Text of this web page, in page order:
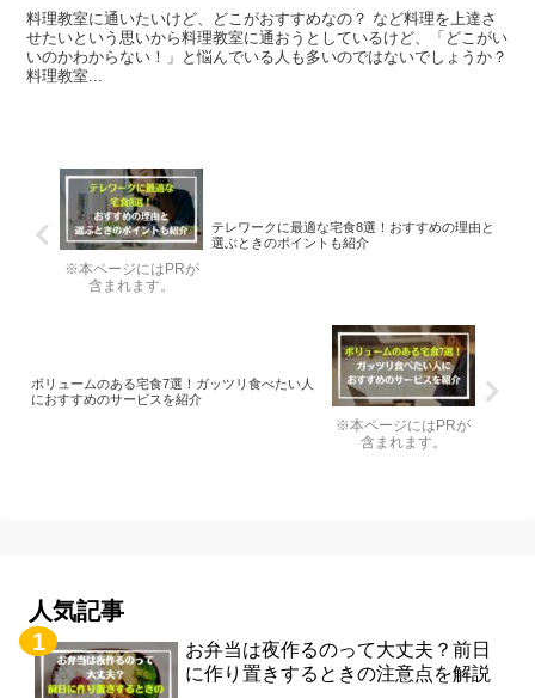
料理教室に通いたいけど、どこがおすすめなの？ など料理を上達さ
せたいという思いから料理教室に通おうとしているけど、「どこがい
いのかわからない！」と悩んでいる人も多いのではないでしょうか？
料理教室...
※本ページにはPRが
含まれます。
テレワークに最適な宅食8選！おすすめの理由と
選ぶときのポイントも紹介
※本ページにはPRが
含まれます。
ボリュームのある宅食7選！ガッツリ食べたい人
におすすめのサービスを紹介
人気記事
お弁当は夜作るのって大丈夫？前日
に作り置きするときの注意点を解説